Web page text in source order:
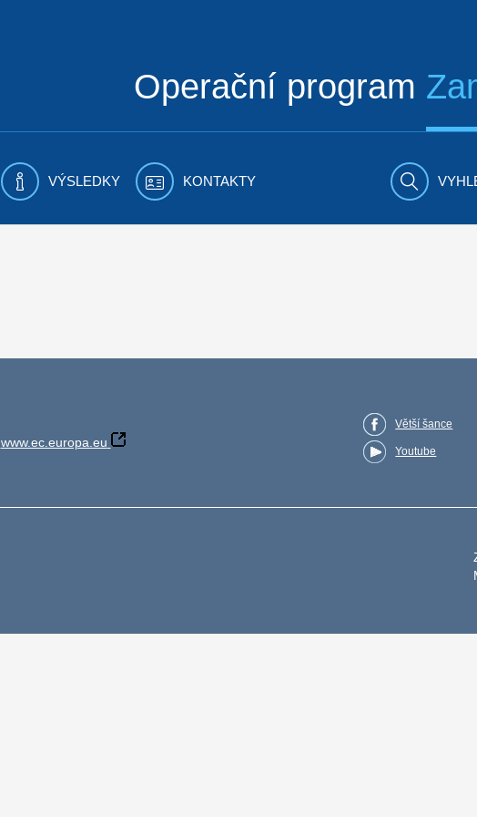
Operační program
VÝSLEDKY KONTAKTY
www.ec.europa.eu
Větší šance
Youtube